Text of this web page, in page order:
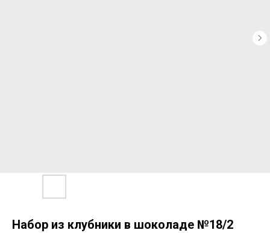
Набор из клубники в шоколаде №18/2